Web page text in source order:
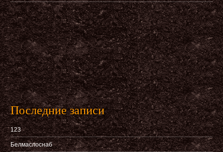
Последние записи
123
Белмаслоснаб